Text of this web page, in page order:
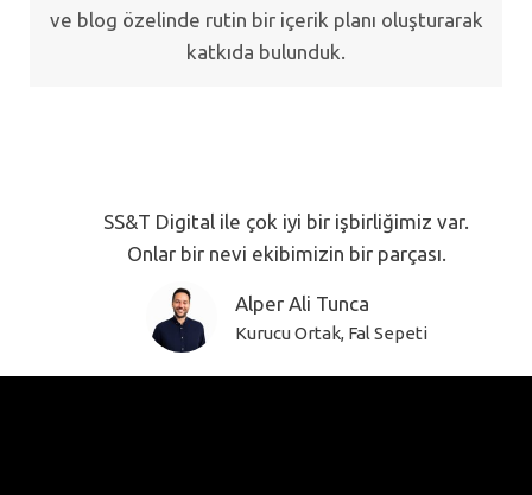
ve blog özelinde rutin bir içerik planı oluşturarak
katkıda bulunduk.
SS&T Digital ile çok iyi bir işbirliğimiz var.
Onlar bir nevi ekibimizin bir parçası.
Alper Ali Tunca
Kurucu Ortak, Fal Sepeti